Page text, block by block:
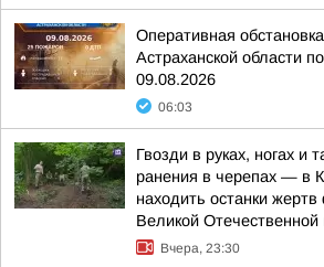
Оперативная
Астраханской области
09.08.2026
06:03
Гвозди в руках, ногах и
ранения в черепах — в
находить останки
Великой Отечественной
Вчера, 23:30